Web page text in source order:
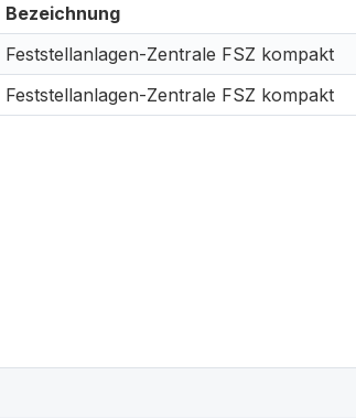
Bezeichnung
Feststellanlagen-Zentrale FSZ kompakt
Feststellanlagen-Zentrale FSZ kompakt